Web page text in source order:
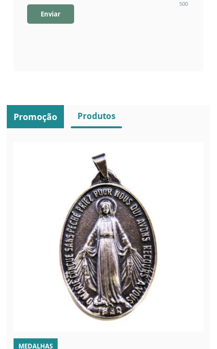
500
Enviar
Promoção Produtos
MEDALHAS